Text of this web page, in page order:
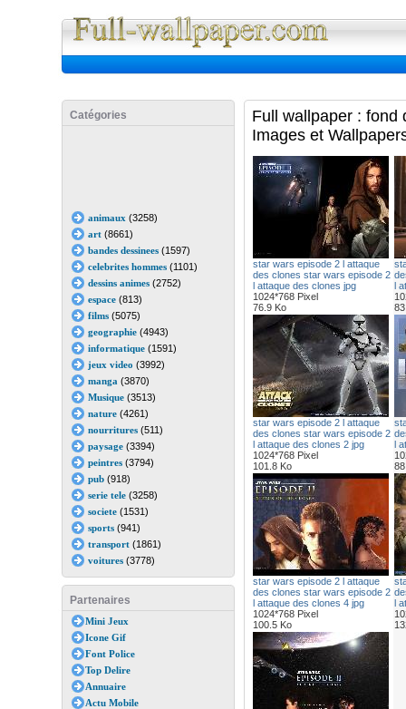
Catégories
animaux (3258)
art(8661)
bandes dessinees(1597)
celebrites hommes(1101)
dessins animes(2752)
espace(813)
films(5075)
geographie(4943)
informatique(1591)
jeux video (3992)
manga (3870)
Musique(3513)
nature(4261)
nourritures(511)
paysage(3394)
peintres(3794)
pub(918)
serie tele(3258)
societe(1531)
sports(941)
transport(1861)
voitures(3778)
Partenaires
Mini Jeux
Icone Gif
Font Police
Top Delire
Annuaire
Actu Mobile
Full wallpaper : fond
Images et
star wars episode 2 l attaque
des clones star wars episode 2
l attaque des clones jpg
1024*768 Pixel
76.9 Ko
l
star wars episode 2 l attaque
des clones star wars episode 2
l attaque des clones 2 jpg
1024*768 Pixel
101.8 Ko
l
star wars episode 2 l attaque
des clones star wars episode 2
l attaque des clones 4 jpg
1024*768 Pixel
100.5 Ko
l